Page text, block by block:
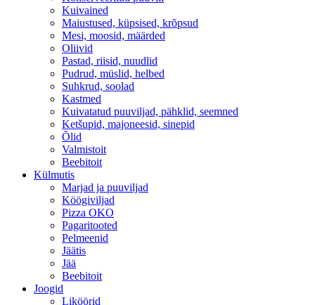
Kuivained
Maiustused, küpsised, krõpsud
Mesi, moosid, määrded
Oliivid
Pastad, riisid, nuudlid
Pudrud, müslid, helbed
Suhkrud, soolad
Kastmed
Kuivatatud puuviljad, pähklid, seemned
Ketšupid, majoneesid, sinepid
Õlid
Valmistoit
Beebitoit
Külmutis
Marjad ja puuviljad
Köögiviljad
Pizza OKO
Pagaritooted
Pelmeenid
Jäätis
Jää
Beebitoit
Joogid
Liköörid